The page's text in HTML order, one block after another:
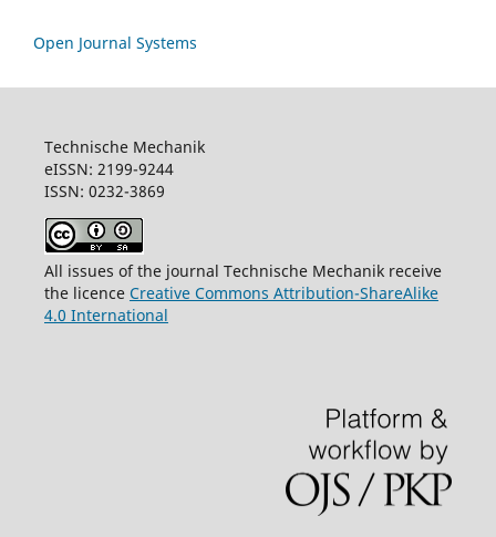
Open Journal Systems
Technische Mechanik
eISSN: 2199-9244
ISSN: 0232-3869
All issues of the journal Technische Mechanik receive
the licence Creative Commons Attribution-ShareAlike
4.0 International